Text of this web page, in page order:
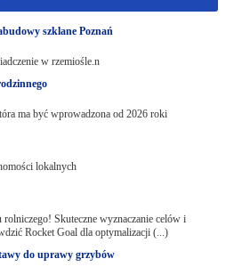
szklane Poznań
w rzemiośle.n
ma być wprowadzona od 2026 roki
lokalnych
rolniczego! Skuteczne wyznaczanie celów i
Rocket Goal dla optymalizacji (...)
do uprawy grzybów